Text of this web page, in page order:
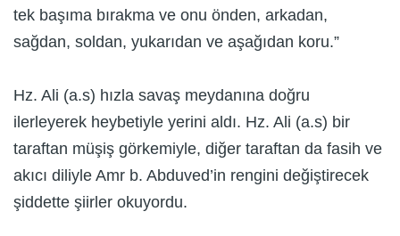
tek başıma bırakma ve onu önden, arkadan,
sağdan, soldan, yukarıdan ve aşağıdan koru.”
Hz. Ali (a.s) hızla savaş meydanına doğru
ilerleyerek heybetiyle yerini aldı. Hz. Ali (a.s) bir
taraftan müşiş görkemiyle, diğer taraftan da fasih ve
akıcı diliyle Amr b. Abduved’in rengini değiştirecek
şiddette şiirler okuyordu.